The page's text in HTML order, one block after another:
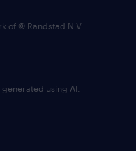
of © Randstad N.V.
using AI.